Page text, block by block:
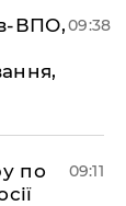
ВПО,09:38
по
09:11